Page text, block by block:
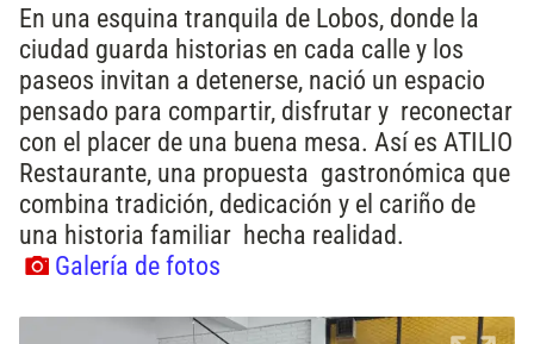
En una esquina tranquila de Lobos, donde la
ciudad guarda historias en cada calle y los
paseos invitan a detenerse, nació un espacio
pensado para compartir, disfrutar y reconectar
con el placer de una buena mesa. Así es ATILIO
Restaurante, una propuesta gastronómica que
combina tradición, dedicación y el cariño de
una historia familiar hecha realidad.
Galería de fotos